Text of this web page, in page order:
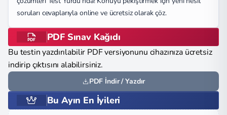
soruları cevaplarıyla online ve ücretsiz olarak çöz.
PDF Sınav Kağıdı
Bu testin yazdırılabilir PDF versiyonunu cihazınıza ücretsiz
indirip çıktısını alabilirsiniz.
PDF İndir / Yazdır
Bu Ayın En İyileri